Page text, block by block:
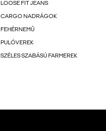
LOOSE FIT JEANS
CARGO NADRÁGOK
FEHÉRNEMŰ
PULÓVEREK
SZÉLES SZABÁSÚ FARMEREK